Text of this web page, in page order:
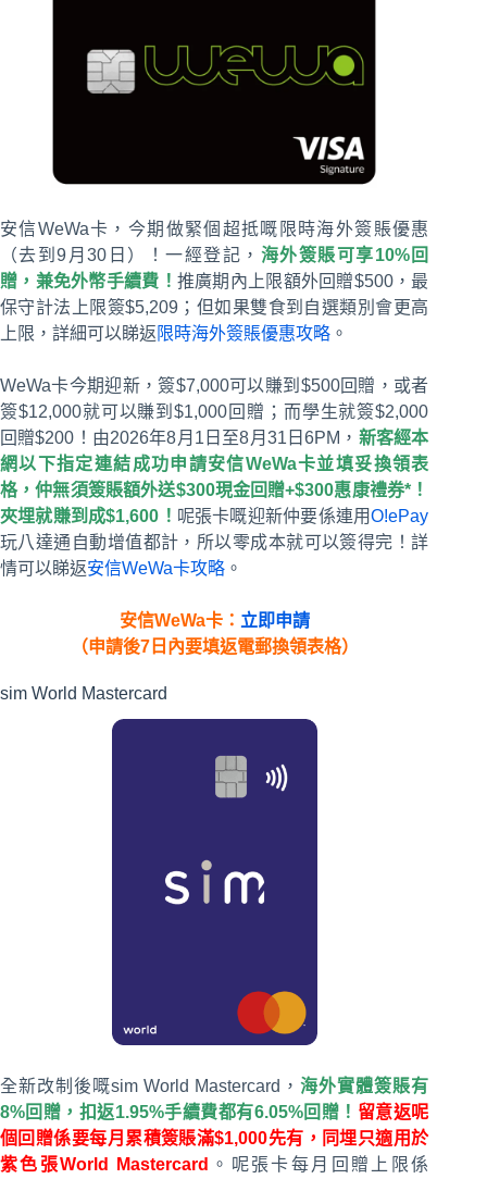
安信WeWa卡，今期做緊個超抵嘅限時海外簽賬優惠
（去到9月30日）！一經登記， 海外簽賬可享10%回
贈，兼免外幣手續費！ 推廣期內上限額外回贈$500，最
保守計法上限簽$5,209；但如果雙食到自選類別會更高
上限，詳細可以睇返 限時海外簽賬優惠攻略 。
WeWa卡今期迎新，簽$7,000可以賺到$500回贈，或者
簽$12,000就可以賺到$1,000回贈；而學生就簽$2,000
回贈$200！由2026年8月1日至8月31日6PM， 新客經本
網以下指定連結成功申請安信WeWa卡並填妥換領表
格，仲無須簽賬額外送$300現金回贈+$300惠康禮券*！
夾埋就賺到成$1,600！ 呢張卡嘅迎新仲要係連用O!ePay
玩八達通自動增值都計，所以零成本就可以簽得完！詳
情可以睇返安信WeWa卡攻略 。
安信WeWa卡： 立即申請
（申請後7日內要填返電郵換領表格）
sim World Mastercard
全新改制後嘅sim World Mastercard，海外實體簽賬有
8%回贈，扣返1.95%手續費都有6.05%回贈！ 留意返呢
個回贈係要每月累積簽賬滿$1,000先有，同埋只適用於
紫色張World Mastercard 。呢張卡每月回贈上限係